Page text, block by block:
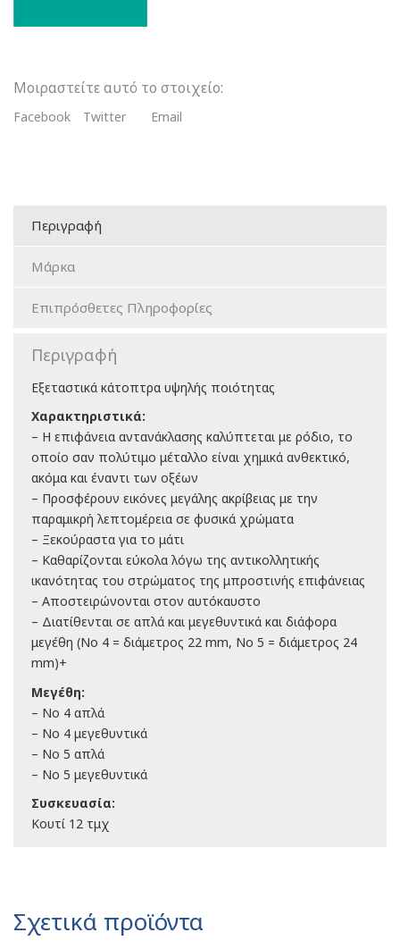
Μοιραστείτε αυτό το στοιχείο:
Facebook Twitter Email
Περιγραφή
Μάρκα
Επιπρόσθετες Πληροφορίες
Περιγραφή
Εξεταστικά κάτοπτρα υψηλής ποιότητας
Χαρακτηριστικά:
– Η επιφάνεια αντανάκλασης καλύπτεται με ρόδιο, το
οποίο σαν πολύτιμο μέταλλο είναι χημικά ανθεκτικό,
ακόμα και έναντι των οξέων
– Προσφέρουν εικόνες μεγάλης ακρίβειας με την
παραμικρή λεπτομέρεια σε φυσικά χρώματα
– Ξεκούραστα για το μάτι
– Καθαρίζονται εύκολα λόγω της αντικολλητικής
ικανότητας του στρώματος της μπροστινής επιφάνειας
– Αποστειρώνονται στον αυτόκαυστο
– Διατίθενται σε απλά και μεγεθυντικά και διάφορα
μεγέθη (No 4 = διάμετρος 22 mm, Νο 5 = διάμετρος 24
mm)+
Μεγέθη:
– Νο 4 απλά
– Νο 4 μεγεθυντικά
– Νο 5 απλά
– Νο 5 μεγεθυντικά
Συσκευασία:
Κουτί 12 τμχ
Σχετικά προϊόντα